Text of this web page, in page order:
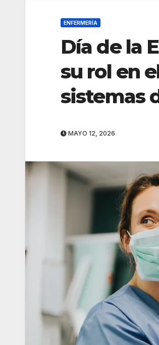
ENFERMERÍA
Día de la
su rol en
sistemas
MAYO 12, 2026